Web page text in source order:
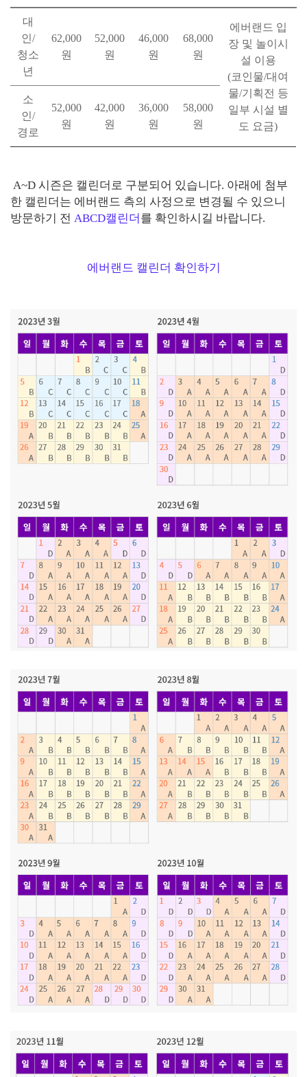
대
인/
청소
년
62,000
원
52,000
원
46,000
원
68,000
원
에버랜드 입
장 및 놀이시
설 이용
(코인물/대여
물/기획전 등
일부 시설 별
도 요금)
소
인/
경로
52,000
원
42,000
원
36,000
원
58,000
원
A~D 시즌은 캘린더로 구분되어 있습니다. 아래에 첨부
한 캘린더는 에버랜드 측의 사정으로 변경될 수 있으니
방문하기 전 ABCD캘린더 를 확인하시길 바랍니다.
에버랜드 캘린더 확인하기